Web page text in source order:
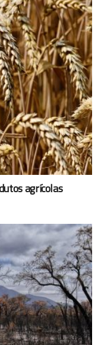
agrícolas